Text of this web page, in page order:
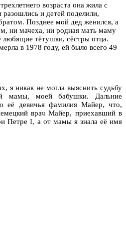
возраста она жила с
и детей поделили,
Позднее мой дед женился, а
м, ни мачеха, ни родная мать маму
любящие тётушки, сёстры отца.
в 1978 году, ей было всего 49
я никак не могла выяснить судьбу
мамы, моей бабушки. Дальние
её девичья фамилия Майер, что,
врач Майер, приехавший в
Петре I, а от мамы я знала её имя